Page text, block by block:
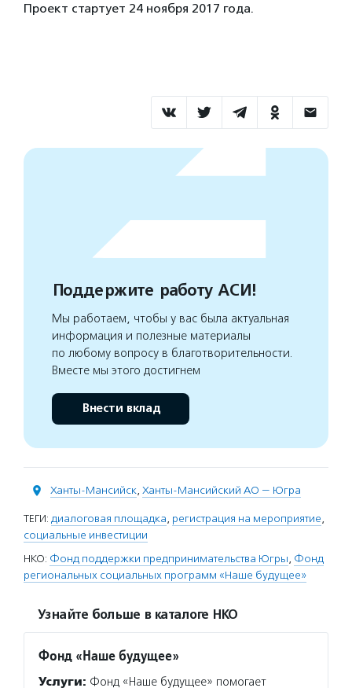
Проект стартует 24 ноября 2017 года.
Поддержите работу АСИ!
Мы работаем, чтобы у вас была актуальная
информация и полезные материалы
по любому вопросу в благотворительности.
Вместе мы этого достигнем
Внести вклад
Ханты-Мансийск, Ханты-Мансийский АО — Югра
ТЕГИ: диалоговая площадка, регистрация на мероприятие,
социальные инвестиции
НКО: Фонд поддержки предпринимательства Югры, Фонд
региональных социальных программ «Наше будущее»
Узнайте больше в каталоге НКО
Фонд «Наше будущее»
Услуги: Фонд «Наше будущее» помогает